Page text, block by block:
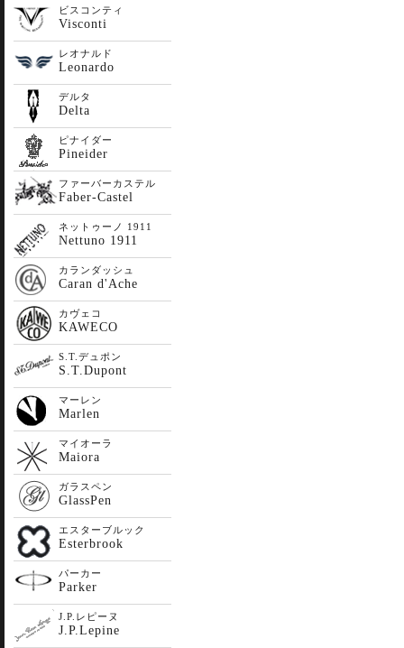
ビスコンティ
Visconti
レオナルド
Leonardo
デルタ
Delta
ピナイダー
Pineider
ファーバーカステル
Faber-Castel
ネットゥーノ 1911
Nettuno 1911
カランダッシュ
Caran d'Ache
カヴェコ
KAWECO
S.T.デュポン
S.T.Dupont
マーレン
Marlen
マイオーラ
Maiora
ガラスペン
GlassPen
エスターブルック
Esterbrook
パーカー
Parker
J.P.レピーヌ
J.P.Lepine